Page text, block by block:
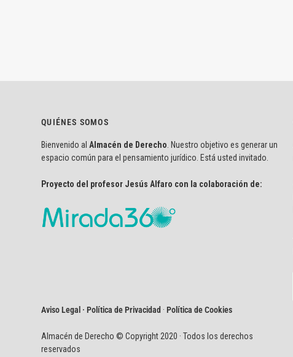
QUIÉNES SOMOS
Bienvenido al Almacén de Derecho . Nuestro objetivo es generar un
espacio común para el pensamiento jurídico. Está usted invitado.
Proyecto del profesor Jesús Alfaro con la colaboración de:
Aviso Legal · Política de Privacidad ·Política de Cookies
Almacén de Derecho © Copyright 2020 · Todos los derechos
reservados